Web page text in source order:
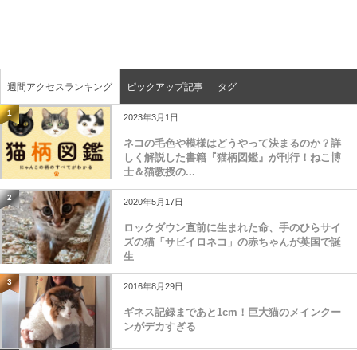
週間アクセスランキング ピックアップ記事 タグ
1 2023年3月1日
ネコの毛色や模様はどうやって決まるのか？詳
しく解説した書籍『猫柄図鑑』が刊行！ねこ博
士＆猫教授の...
2 2020年5月17日
ロックダウン直前に生まれた命、手のひらサイ
ズの猫「サビイロネコ」の赤ちゃんが英国で誕
生
3 2016年8月29日
ギネス記録まであと1cm！巨大猫のメインクー
ンがデカすぎる